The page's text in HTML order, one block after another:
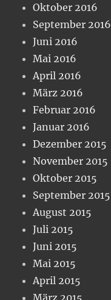
Oktober 2016
September 2016
Juni 2016
Mai 2016
April 2016
März 2016
Februar 2016
Januar 2016
Dezember 2015
November 2015
Oktober 2015
September 2015
August 2015
Juli 2015
Juni 2015
Mai 2015
April 2015
März 2015